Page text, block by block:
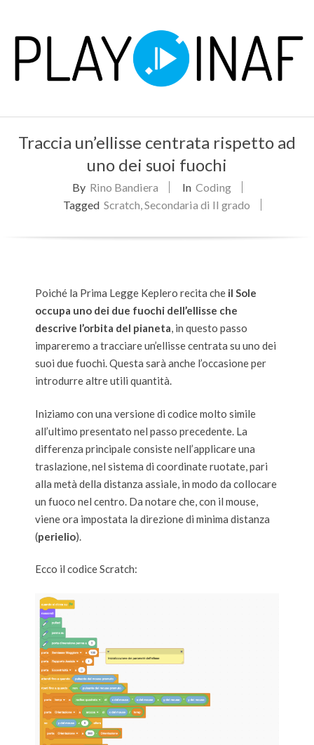
content
P
L
Navigation
Traccia un’ellisse centrata rispetto ad
uno dei suoi fuochi
By Rino Bandiera In Coding
Tagged Scratch,Secondaria di II grado
Poiché la Prima Legge Keplero recita che il Sole
occupa uno dei due fuochi dell’ellisse che
descrive l’orbita del pianeta, in questo passo
impareremo a tracciare un’ellisse centrata su uno dei
suoi due fuochi. Questa sarà anche l’occasione per
introdurre altre utili quantità.
Iniziamo con una versione di codice molto simile
all’ultimo presentato nel passo precedente. La
differenza principale consiste nell’applicare una
traslazione, nel sistema di coordinate ruotate, pari
alla metà della distanza assiale, in modo da collocare
un fuoco nel centro. Da notare che, con il mouse,
viene ora impostata la direzione di minima distanza
(perielio).
Ecco il codice Scratch: